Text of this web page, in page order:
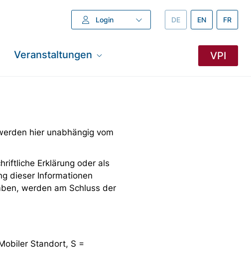
Login DEUTSCH –
DE ENGLISH –
EN FR
Veranstaltungen VPI
hier unabhängig vom
Erklärung oder als
dieser Informationen
werden am Schluss der
Standort, S =